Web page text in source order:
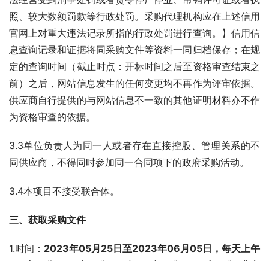
照、较大数额罚款等行政处罚。采购代理机构应在上述信用
官网上对重大违法记录所指的行政处罚进行查询。】信用信
息查询记录和证据将同采购文件等资料一同归档保存；在规
定的查询时间（截止时点：开标时间之后至资格审查结束之
前）之后，网站信息发生的任何变更均不再作为评审依据。
供应商自行提供的与网站信息不一致的其他证明材料亦不作
为资格审查的依据。
3.3单位负责人为同一人或者存在直接控股、管理关系的不
同供应商，不得同时参加同一合同项下的政府采购活动。
3.4本项目不接受联合体。
三、获取采购文件
1.时间： 2023年05月 25日至2023年06月 05日，每天上午